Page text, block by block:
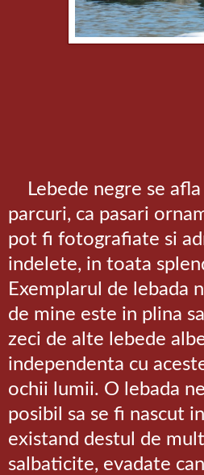
Lebede negre se
parcuri, ca pasari
pot fi fotografiate si
indelete, in toata
Exemplarul de lebada
de mine este in plina
zeci de alte lebede
independenta cu
ochii lumii. O lebada
posibil sa se fi nascut
existand destul de
salbaticite, evadate